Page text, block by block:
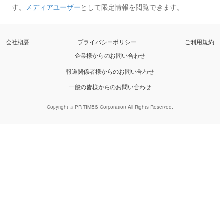
す。 メディアユーザーとして限定情報を閲覧できます。
会社概要 プライバシーポリシー
ご利用規約
企業様からのお問い合わせ
報道関係者様からのお問い合わせ
一般の皆様からのお問い合わせ
Copyright © PR TIMES Corporation All Rights Reserved.